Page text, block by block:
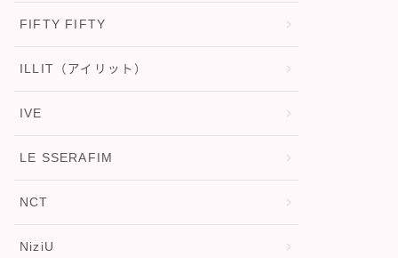
FIFTY FIFTY
ILLIT（アイリット）
IVE
LE SSERAFIM
NCT
NiziU